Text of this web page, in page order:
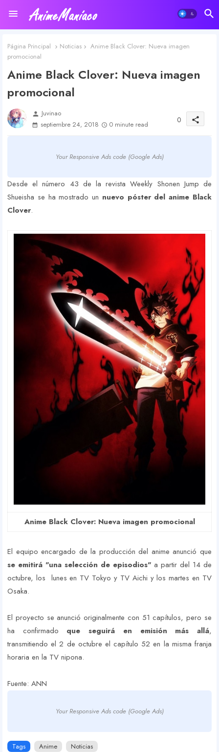
Página Principal Noticias
Anime Black Clover: Nueva imagen
promocional
Anime Black Clover: Nueva imagen
promocional
person Juvinao
septiembre 24, 2018
0 minute read 0 share
Your Responsive Ads code (Google Ads)
Desde el número 43 de la revista Weekly Shonen Jump de
Shueisha se ha mostrado un nuevo póster del anime Black
Clover.
Anime Black Clover: Nueva imagen promocional
El equipo encargado de la producción del anime anunció que
se emitirá "una selección de episodios"a partir del 14 de
octubre, los lunes en TV Tokyo y TV Aichi y los martes en TV
Osaka.
El proyecto se anunció originalmente con 51 capítulos, pero se
ha confirmado que seguirá en emisión más allá,
transmitiendo el 2 de octubre el capítulo 52 en la misma franja
horaria en la TV nipona.
Fuente: ANN
Your Responsive Ads code (Google Ads)
Tags Anime Noticias